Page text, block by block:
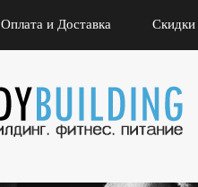
Оплата и Доставка Скидки